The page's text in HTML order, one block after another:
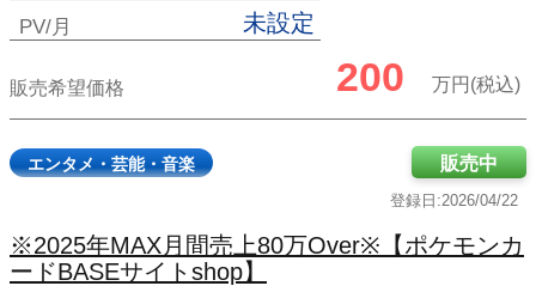
PV/月 未設定
販売希望価格 200 万円(税込)
エンタメ・芸能・音楽
登録日:2026/04/22
販売中
※2025年MAX月間売上80万Over※【ポケモンカ
ードBASEサイトshop】